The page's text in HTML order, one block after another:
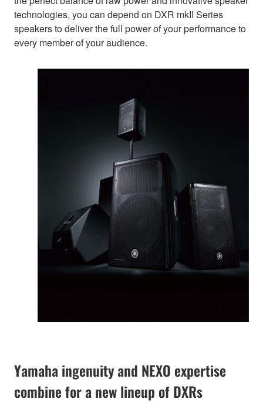
technologies, you can depend on DXR mkII Series
speakers to deliver the full power of your performance to
every member of your audience.
Yamaha ingenuity and NEXO expertise
combine for a new lineup of DXRs